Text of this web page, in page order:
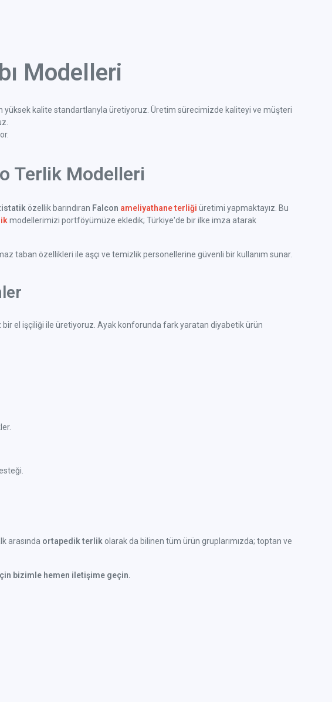
Modelleri
yüksek kalite standartlarıyla üretiyoruz. Üretim sürecimizde kaliteyi ve müşteri
Terlik Modelleri
özellik barındıran Falcon ameliyathane terliği üretimi yapmaktayız. Bu
modellerimizi portföyümüze ekledik; Türkiye'de bir ilke imza atarak
taban özellikleri ile aşçı ve temizlik personellerine güvenli bir kullanım sunar.
bir el işçiliği ile üretiyoruz. Ayak konforunda fark yaratan diyabetik ürün
arasında ortapedik terlik olarak da bilinen tüm ürün gruplarımızda; toptan ve
bizimle hemen iletişime geçin.